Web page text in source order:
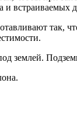
и встраивае­мых
землей.